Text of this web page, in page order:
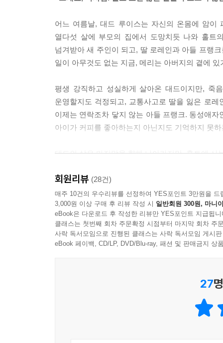
그저 행복하길 바랄 뿐. 많은 일들이 고르지 않
우리네 삶이 아니던가. 대드는 어린 자식을 잃
서로에게 무엇과도 바꿀 수 없고 누구도 줄 수 없
나눈”다. 대드의 죽음이 그들 인생에 있어서 가
그들에게 가장 큰 축복이란 사실을 기억하면서.
살아간다. 어떤 경우에는 세상 앞에서 그저 한
경우」 중에서, 『지금 여기가 맨 앞』 수록) 그렇
저는 종종 생각해보곤 했답니다. 이 오랜 세월을
기억할 필요도 없을 테니까요.
사랑하는 사람이 있었던 편이 분명 더 나을 거라
사람들은 불안을 원치 않아요. 사람들이 원하는
간의 변화만 더한 얘기 말이죠. 그런 다음 집으로
--- p.345
사람들은 불행을 만들어내는 것 같아요. 에일린이
--- p.346
어느 여름날, 대드 루이스는 자신의 온몸에 암
열다섯 살에 부모의 집에서 도망치듯 나와 홀트
넘겨받아 새 주인이 되고, 딸 로레인과 아들 프랭
일이 아무것도 없는 지금, 메리는 아버지의 곁에
평생 강직하고 성실하게 살아온 대드이지만, 죽
운영할지도 걱정되고, 교통사고로 딸을 잃은 로
이제는 연락조차 닿지 않는 아들 프랭크. 동성애
아이가 커피를 좋아하는지 아닌지도 기억하지 못
대드의 삶은 마지막을 향해 나아가지만, 홀트에
대드는 옆뜰이 보이는 거실 의자에 앉아 앨리스
나이를 초월한 우정을 쌓아간다. 이들 이웃들 모
우리를 인간이게끔 만들어주는 축복 같은 순간들
한편, 홀트의 교회에 목사 라일이 새로 부임한다.
신도들의 거센 저항에 부딪히고, 그와 의견을 달
신도들과 갈등을 빚은 후 목사 라일은 밤거리를
회원리뷰 (28건)
매주 10건의 우수리뷰를 선정하여 YES포인트 3만원을 드
3,000원 이상 구매 후 리뷰 작성 시 일반회원 300원, 마니
eBook은 다운로드 후 작성한 리뷰만 YES포인트 지급됩니
클래스는 첫번째 회차 주문확정 시점부터 마지막 회차 주
사락 독서모임으로 진행된 클래스는 사락 독서모임 게시
eBook 페이백, CD/LP, DVD/Blu-ray, 패션 및 판매금지 상
27